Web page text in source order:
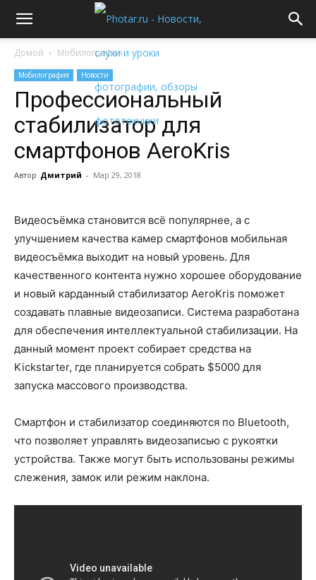
Домой Мобилография
Мобилография Новости
Профессиональный
стабилизатор для
смартфонов AeroKris
Автор Дмитрий - Мар 29, 2018
Видеосъёмка становится всё популярнее, а с
улучшением качества камер смартфонов мобильная
видеосъёмка выходит на новый уровень. Для
качественного контента нужно хорошее оборудование
и новый карданный стабилизатор AeroKris поможет
создавать плавные видеозаписи. Система разработана
для обеспечения интеллектуальной стабилизации. На
данный момент проект собирает средства на
Kickstarter, где планируется собрать $5000 для
запуска массового производства.
Смартфон и стабилизатор соединяются по Bluetooth,
что позволяет управлять видеозаписью с рукоятки
устройства. Также могут быть использованы режимы
слежения, замок или режим наклона.